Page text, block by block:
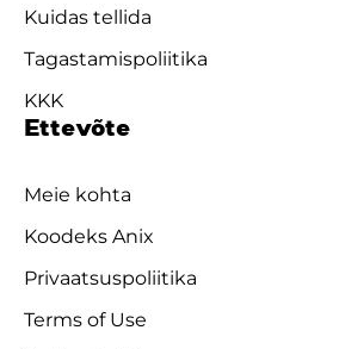
Kuidas tellida
Tagastamispoliitika
KKK
Ettevõte
Meie kohta
Koodeks Anix
Privaatsuspoliitika
Terms of Use